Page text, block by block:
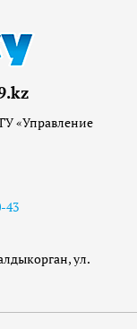
«Управление
43
ул.